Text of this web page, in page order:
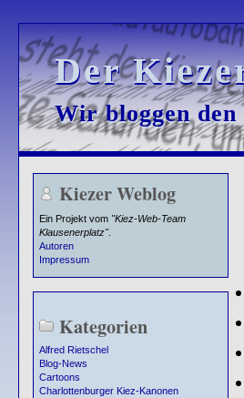
Der
Der
Wir bloggen
Wir bloggen
Kiezer Weblog
Ein Projekt vom "Kiez-Web-Team
Klausenerplatz".
Autoren
Impressum
Kategorien
Alfred Rietschel
Blog-News
Cartoons
Charlottenburger Kiez-Kanonen